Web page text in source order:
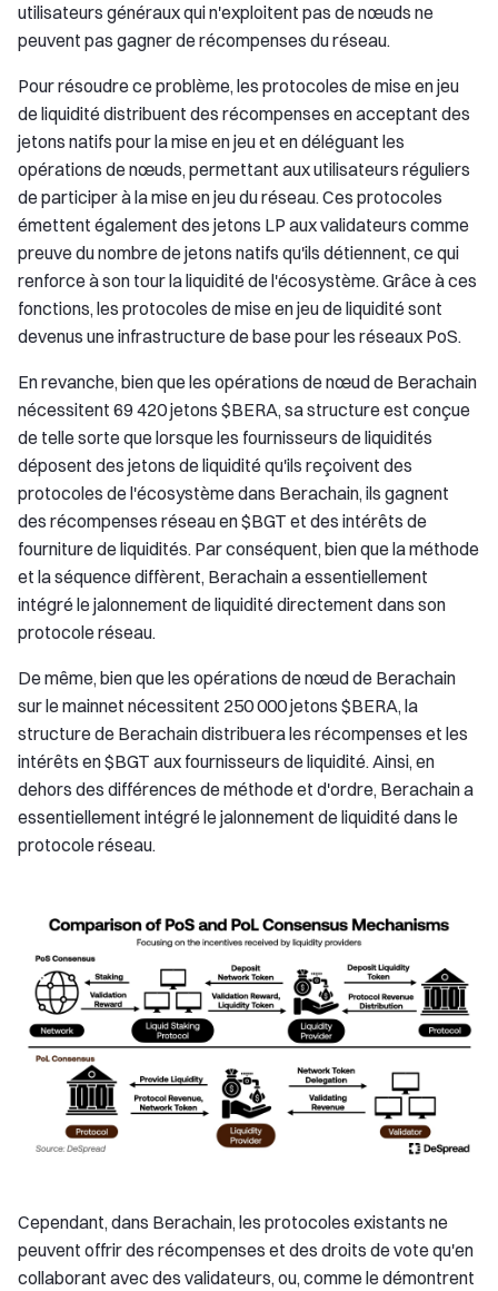
utilisateurs généraux qui n'exploitent pas de nœuds ne
peuvent pas gagner de récompenses du réseau.
Pour résoudre ce problème, les protocoles de mise en jeu
de liquidité distribuent des récompenses en acceptant des
jetons natifs pour la mise en jeu et en déléguant les
opérations de nœuds, permettant aux utilisateurs réguliers
de participer à la mise en jeu du réseau. Ces protocoles
émettent également des jetons LP aux validateurs comme
preuve du nombre de jetons natifs qu'ils détiennent, ce qui
renforce à son tour la liquidité de l'écosystème. Grâce à ces
fonctions, les protocoles de mise en jeu de liquidité sont
devenus une infrastructure de base pour les réseaux PoS.
En revanche, bien que les opérations de nœud de Berachain
nécessitent 69 420 jetons $BERA, sa structure est conçue
de telle sorte que lorsque les fournisseurs de liquidités
déposent des jetons de liquidité qu'ils reçoivent des
protocoles de l'écosystème dans Berachain, ils gagnent
des récompenses réseau en $BGT et des intérêts de
fourniture de liquidités. Par conséquent, bien que la méthode
et la séquence diffèrent, Berachain a essentiellement
intégré le jalonnement de liquidité directement dans son
protocole réseau.
De même, bien que les opérations de nœud de Berachain
sur le mainnet nécessitent 250 000 jetons $BERA, la
structure de Berachain distribuera les récompenses et les
intérêts en $BGT aux fournisseurs de liquidité. Ainsi, en
dehors des différences de méthode et d'ordre, Berachain a
essentiellement intégré le jalonnement de liquidité dans le
protocole réseau.
Cependant, dans Berachain, les protocoles existants ne
peuvent offrir des récompenses et des droits de vote qu'en
collaborant avec des validateurs, ou, comme le démontrent